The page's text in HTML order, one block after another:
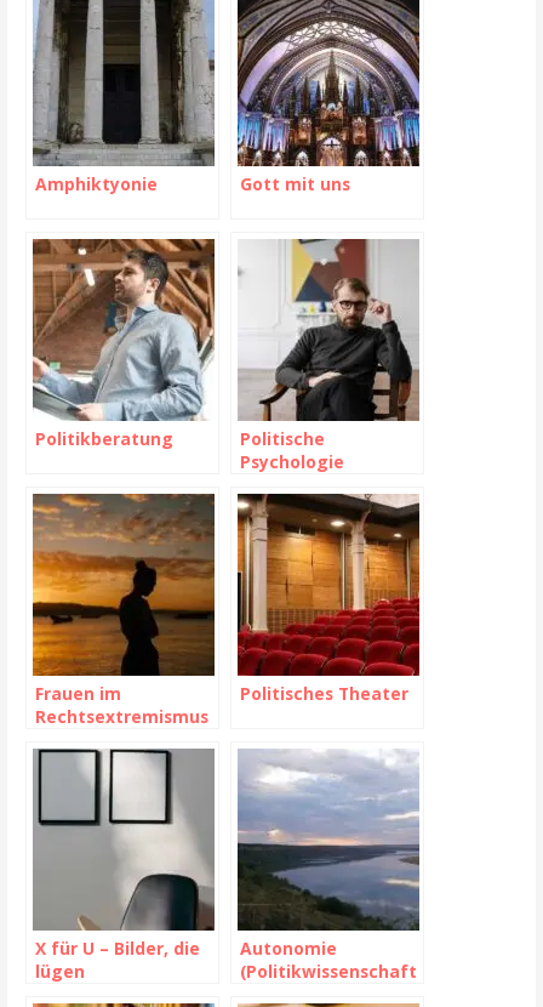
Insolvenz
Amphiktyonie Gott mit uns
Politikberatung
Politische
Psychologie
Frauen im
Rechtsextremismus
Politisches Theater
X für U – Bilder, die
lügen
Autonomie
(Politikwissenschaft